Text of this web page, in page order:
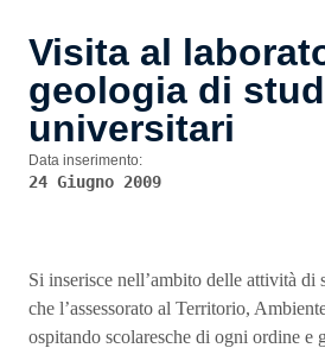
Visita al
geologia di
universitari
Data inserimento:
24 Giugno 2009
Si inserisce nell’ambito delle attività di
che l’assessorato al Territorio,
ospitando scolaresche di ogni ordine e